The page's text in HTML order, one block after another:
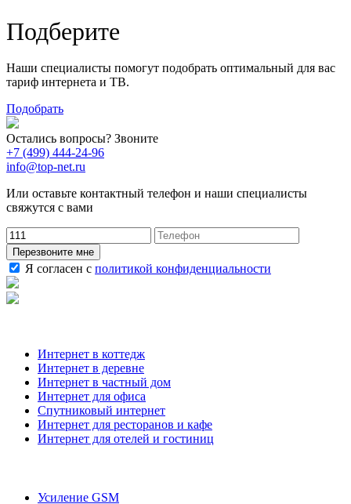
Подберите
Наши специалисты помогут подобрать оптимальный для вас
тариф интернета и ТВ.
Подобрать
Остались вопросы? Звоните
+7 (499) 444-24-96
info@top-net.ru
Или оставьте контактный телефон и наши специалисты
свяжутся с вами
Перезвоните мне
Я согласен с политикой конфиденциальности
Интернет в коттедж
Интернет в деревне
Интернет в частный дом
Интернет для офиса
Спутниковый интернет
Интернет для ресторанов и кафе
Интернет для отелей и гостиниц
Усиление GSM